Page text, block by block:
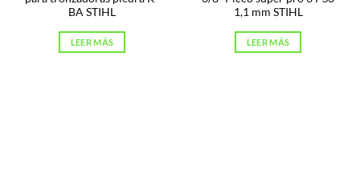
BA STIHL
LEER MÁS
1,1 mm STIHL
LEER MÁS